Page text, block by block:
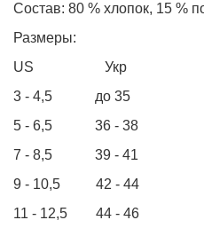
Состав: 80 % хлопок, 15 %
Размеры:
US Укр
3 - 4,5 до 35
5 - 6,5 36 - 38
7 - 8,5 39 - 41
9 - 10,5 42 - 44
11 - 12,5 44 - 46